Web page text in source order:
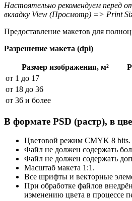
Настоятельно рекомендуем перед
вкладку View (Просмотр) => Print
Предоставление макетов для
Разрешение макета (dpi)
Размер изображения, м²
от 1 до 17
от 18 до 36
от 36 и более
В формате PSD (растр), в
Цветовой режим CMYK 8 bits.
Файл не должен содержать
Файл не должен содержать
Масштаб макета 1:1.
Все шрифты и векторные
При обработке файлов
изменению цвета в процессе